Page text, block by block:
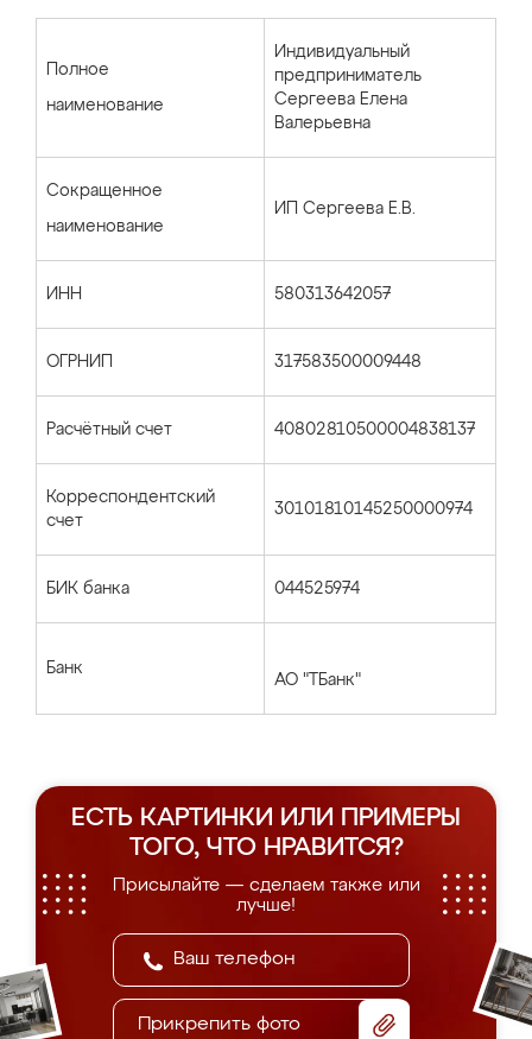
Полное
наименование
Индивидуальный
предприниматель
Сергеева Елена
Валерьевна
Сокращенное
наименование
ИП Сергеева Е.В.
ИНН 580313642057
ОГРНИП 317583500009448
Расчётный счет 40802810500004838137
Корреспондентский
счет
30101810145250000974
БИК банка 044525974
Банк
АО "ТБанк"
ЕСТЬ КАРТИНКИ ИЛИ ПРИМЕРЫ
ТОГО, ЧТО НРАВИТСЯ?
Присылайте — сделаем также или
лучше!
Прикрепить фото